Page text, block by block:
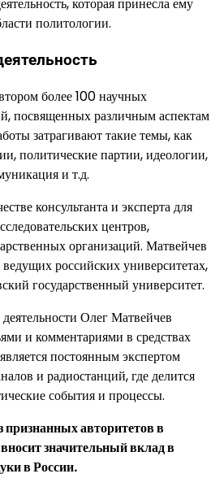
политологии.
более 100 научных
посвященных различным аспектам
затрагивают такие темы, как
политические партии, идеологии,
и т.д.
консультанта и эксперта для
центров,
организаций. Матвейчев
российских университетах,
государственный университет.
Олег Матвейчев
и комментариями в средствах
постоянным экспертом
и радиостанций, где делится
события и процессы.
авторитетов в
значительный вклад в
в России.